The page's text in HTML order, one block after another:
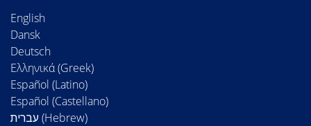
English
Dansk
Deutsch
Ελληνικά (Greek)
Español (Latino)
Español (Castellano)